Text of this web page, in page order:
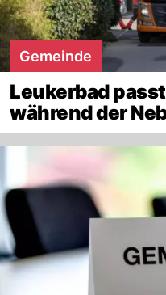
Gemeinde
Leukerbad
während der